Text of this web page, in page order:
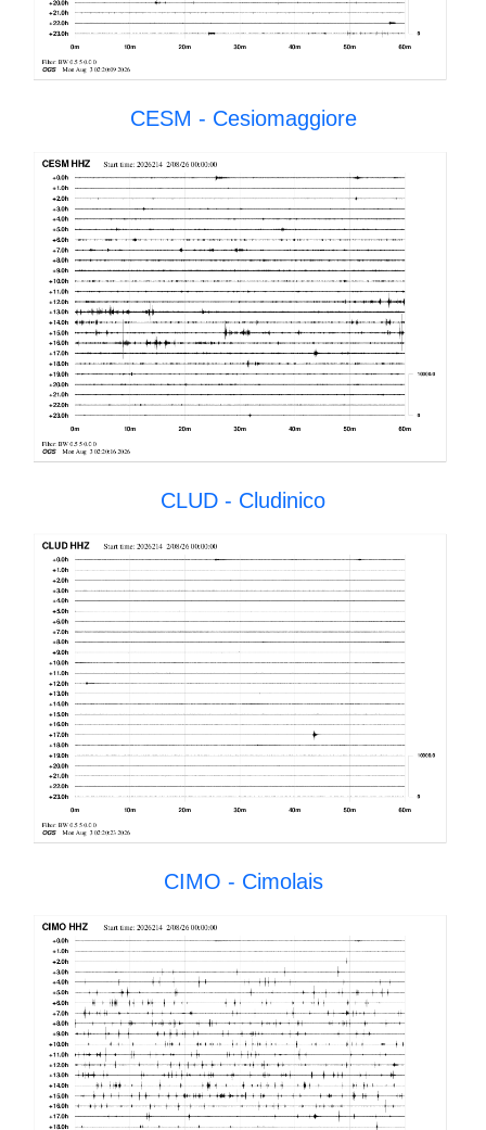
CESM - Cesiomaggiore
CLUD - Cludinico
CIMO - Cimolais